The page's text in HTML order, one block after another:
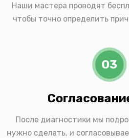
Наши мастера проводят
чтобы точно определить
03
После диагностики мы
нужно сделать, и